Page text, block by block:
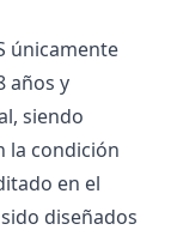
únicamente
años y
siendo
la condición
en el
diseñados